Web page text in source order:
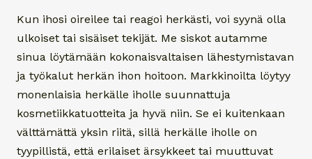
Kun ihosi oireilee tai reagoi herkästi, voi syynä olla
ulkoiset tai sisäiset tekijät. Me siskot autamme
sinua löytämään kokonaisvaltaisen lähestymistavan
ja työkalut herkän ihon hoitoon. Markkinoilta löytyy
monenlaisia herkälle iholle suunnattuja
kosmetiikkatuotteita ja hyvä niin. Se ei kuitenkaan
välttämättä yksin riitä, sillä herkälle iholle on
tyypillistä, että erilaiset ärsykkeet tai muuttuvat